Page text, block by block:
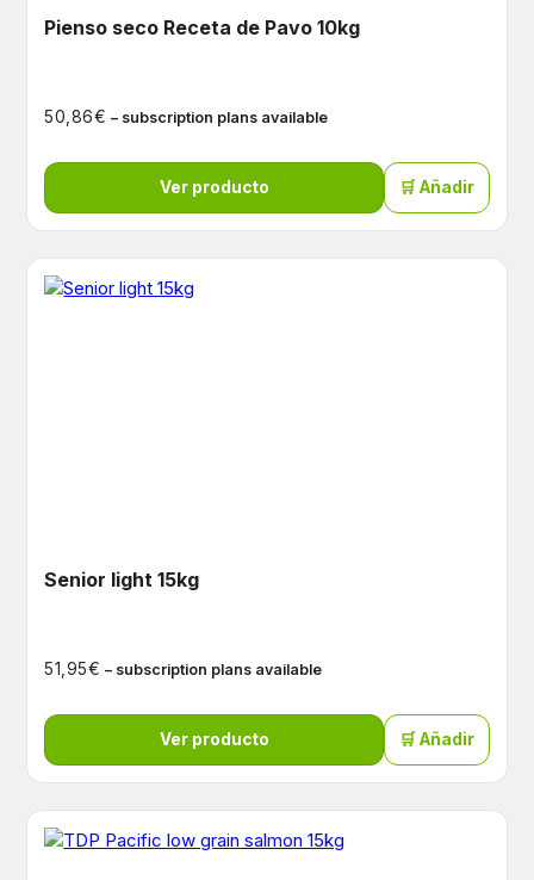
Pienso seco Receta de Pavo 10kg
50,86€ – subscription plans available
Ver producto 🛒 Añadir
Senior light 15kg
51,95€ – subscription plans available
Ver producto 🛒 Añadir